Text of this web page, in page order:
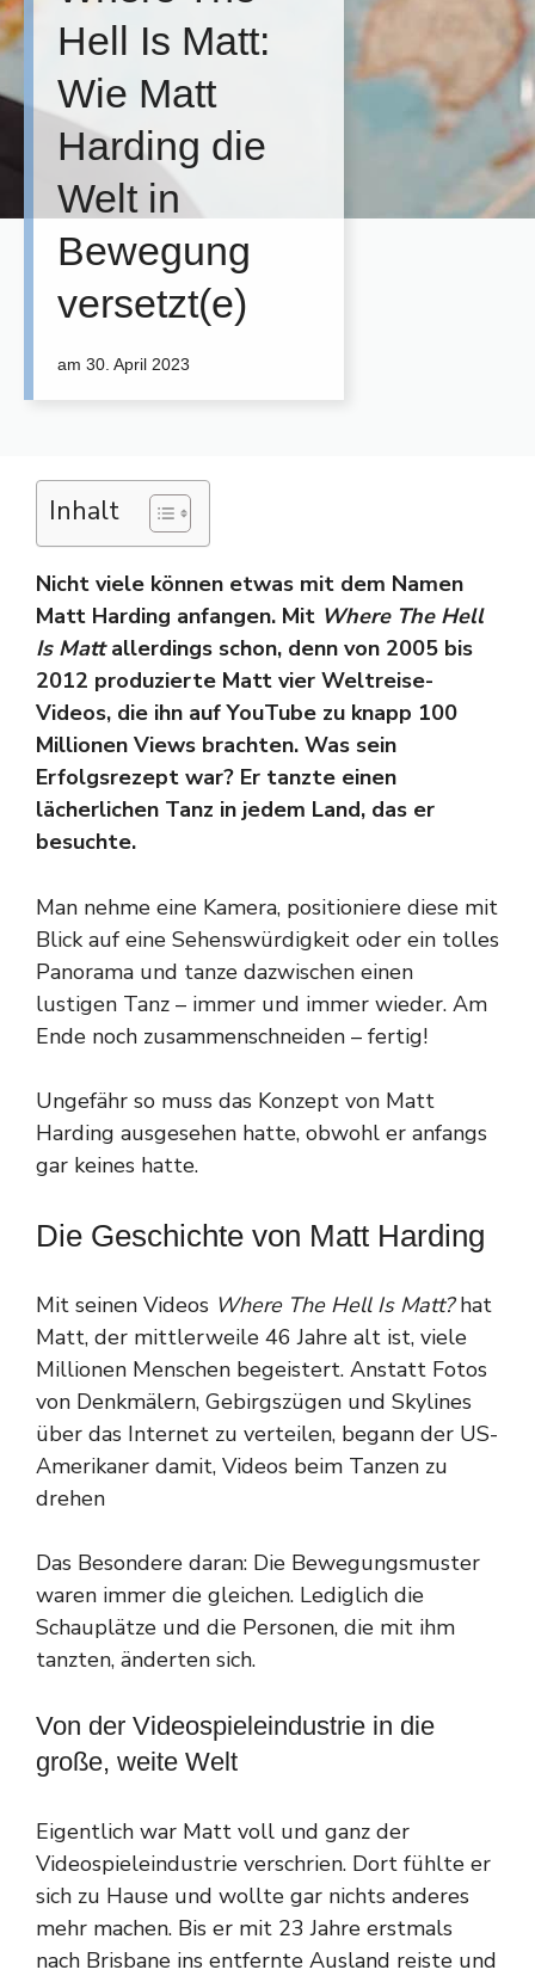
Hell Is Matt:
Wie Matt
Harding die
Welt in
Bewegung
versetzt(e)
am 30. April 2023
Inhalt
Nicht viele können etwas mit dem Namen
Matt Harding anfangen. Mit Where The Hell
Is Mattallerdings schon, denn von 2005 bis
2012 produzierte Matt vier Weltreise-
Videos, die ihn auf YouTube zu knapp 100
Millionen Views brachten. Was sein
Erfolgsrezept war? Er tanzte einen
lächerlichen Tanz in jedem Land, das er
besuchte.
Man nehme eine Kamera, positioniere diese mit
Blick auf eine Sehenswürdigkeit oder ein tolles
Panorama und tanze dazwischen einen
lustigen Tanz – immer und immer wieder. Am
Ende noch zusammenschneiden – fertig!
Ungefähr so muss das Konzept von Matt
Harding ausgesehen hatte, obwohl er anfangs
gar keines hatte.
Die Geschichte von Matt Harding
Mit seinen Videos Where The Hell Is Matt?hat
Matt, der mittlerweile 46 Jahre alt ist, viele
Millionen Menschen begeistert. Anstatt Fotos
von Denkmälern, Gebirgszügen und Skylines
über das Internet zu verteilen, begann der US-
Amerikaner damit, Videos beim Tanzen zu
drehen
Das Besondere daran: Die Bewegungsmuster
waren immer die gleichen. Lediglich die
Schauplätze und die Personen, die mit ihm
tanzten, änderten sich.
Von der Videospieleindustrie in die
große, weite Welt
Eigentlich war Matt voll und ganz der
Videospieleindustrie verschrien. Dort fühlte er
sich zu Hause und wollte gar nichts anderes
mehr machen. Bis er mit 23 Jahre erstmals
nach Brisbane ins entfernte Ausland reiste und